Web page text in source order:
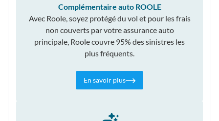
Complémentaire auto ROOLE
Avec Roole, soyez protégé du vol et pour les frais
non couverts par votre assurance auto
principale, Roole couvre 95% des sinistres les
plus fréquents.
En savoir plus